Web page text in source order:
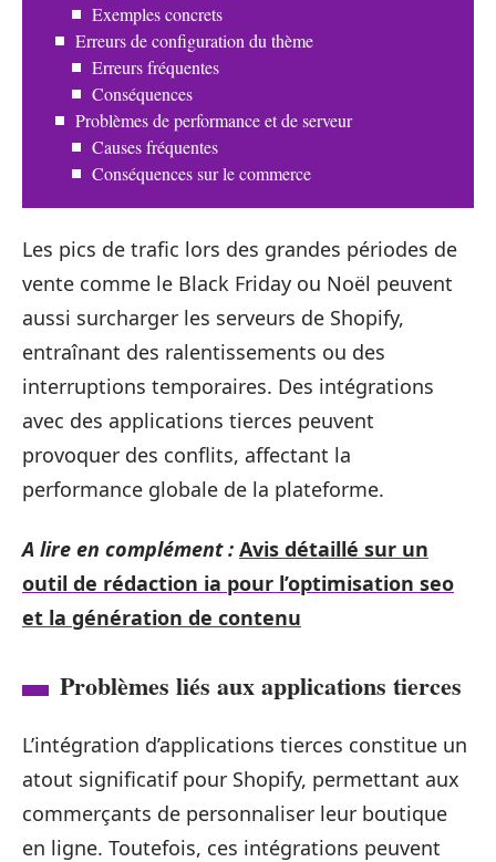
Exemples concrets
Erreurs de configuration du thème
Erreurs fréquentes
Conséquences
Problèmes de performance et de serveur
Causes fréquentes
Conséquences sur le commerce
Les pics de trafic lors des grandes périodes de
vente comme le Black Friday ou Noël peuvent
aussi surcharger les serveurs de Shopify,
entraînant des ralentissements ou des
interruptions temporaires. Des intégrations
avec des applications tierces peuvent
provoquer des conflits, affectant la
performance globale de la plateforme.
A lire en complément : Avis détaillé sur un
outil de rédaction ia pour l’optimisation seo
et la génération de contenu
Problèmes liés aux applications tierces
L’intégration d’applications tierces constitue un
atout significatif pour Shopify, permettant aux
commerçants de personnaliser leur boutique
en ligne. Toutefois, ces intégrations peuvent